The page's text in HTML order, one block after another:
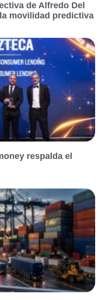
de Alfredo Del
movilidad predictiva
respalda el